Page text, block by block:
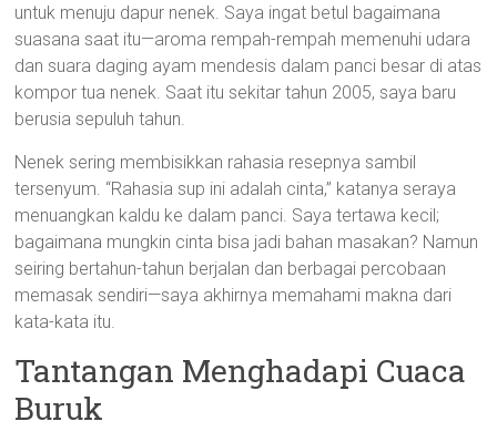
untuk menuju dapur nenek. Saya ingat betul bagaimana
suasana saat itu—aroma rempah-rempah memenuhi udara
dan suara daging ayam mendesis dalam panci besar di atas
kompor tua nenek. Saat itu sekitar tahun 2005, saya baru
berusia sepuluh tahun.
Nenek sering membisikkan rahasia resepnya sambil
tersenyum. “Rahasia sup ini adalah cinta,” katanya seraya
menuangkan kaldu ke dalam panci. Saya tertawa kecil;
bagaimana mungkin cinta bisa jadi bahan masakan? Namun
seiring bertahun-tahun berjalan dan berbagai percobaan
memasak sendiri—saya akhirnya memahami makna dari
kata-kata itu.
Tantangan Menghadapi Cuaca
Buruk